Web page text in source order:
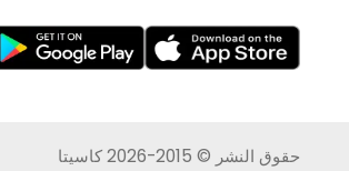
حقوق النشر © 2015-2026 كاسيتا